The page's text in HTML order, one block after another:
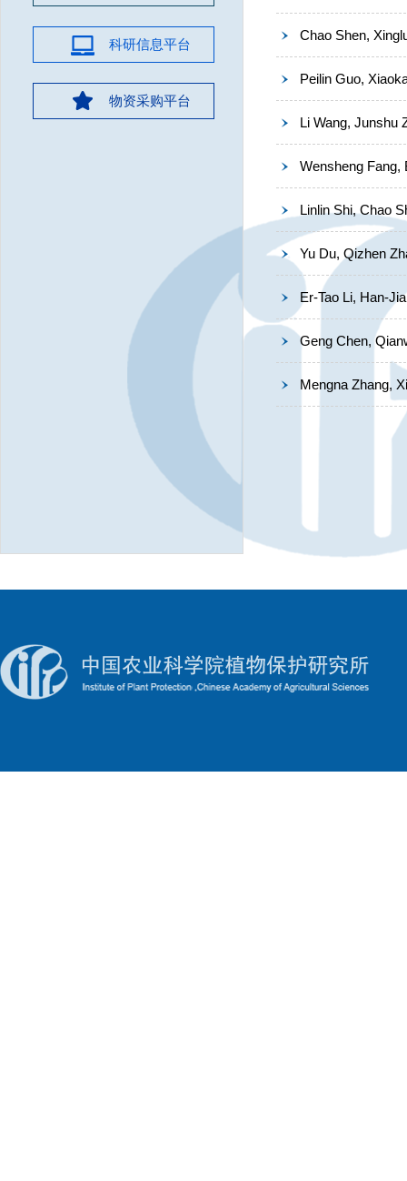
科研信息平台
物资采购平台
Chao Shen,
Peilin Guo,
Li Wang, Junshu
Wensheng Fang,
Linlin Shi, Chao
Yu Du, Qizhen
Er-Tao Li, Han-
Geng Chen,
Mengna Zhang,